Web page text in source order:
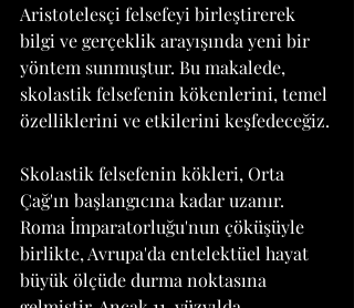
Aristotelesçi felsefeyi birleştirerek
bilgi ve gerçeklik arayışında yeni bir
yöntem sunmuştur. Bu makalede,
skolastik felsefenin kökenlerini, temel
özelliklerini ve etkilerini keşfedeceğiz.
Skolastik felsefenin kökleri, Orta
Çağ'ın başlangıcına kadar uzanır.
Roma İmparatorluğu'nun çöküşüyle
birlikte, Avrupa'da entelektüel hayat
büyük ölçüde durma noktasına